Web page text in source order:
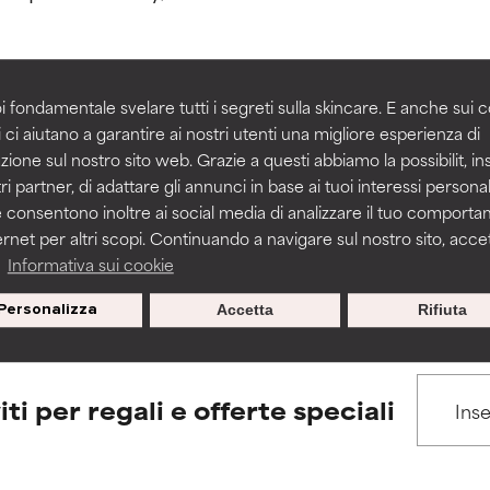
fondamentale svelare tutti i segreti sulla skincare. E anche sui
ci aiutano a garantire ai nostri utenti una migliore esperienza di
sul nostro sito web. Grazie a questi abbiamo la possibilit,
partner, di adattare gli annunci in base ai tuoi interessi
consentono inoltre ai social media di analizzare il tuo
per altri scopi. Continuando a navigare sul nostro sito,
Informativa sui cookie
Rifiuta
Accetta
BACK TO SEARCH
to assess ingredients in this dictionary. Regulations
irritante, ma può presentare problemi per come appare
problemi di altro tipo che ne limitano l'utilità.
Il rischio aumenta se combinato con altri ingredienti
infiammazioni, secchezza, ecc. Può offrire benefici solo
che fa più male che bene.
irritante, ma può presentare problemi per come appare
problemi di altro tipo che ne limitano l'utilità.
Il rischio aumenta se combinato con altri ingredienti
infiammazioni, secchezza, ecc. Può offrire benefici solo
che fa più male che bene.
per regali e offerte speciali